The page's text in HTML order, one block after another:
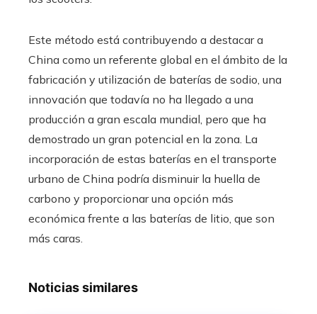
Este método está contribuyendo a destacar a
China como un referente global en el ámbito de la
fabricación y utilización de baterías de sodio, una
innovación que todavía no ha llegado a una
producción a gran escala mundial, pero que ha
demostrado un gran potencial en la zona. La
incorporación de estas baterías en el transporte
urbano de China podría disminuir la huella de
carbono y proporcionar una opción más
económica frente a las baterías de litio, que son
más caras.
Noticias similares